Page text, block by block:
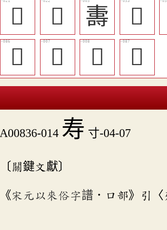
󱈺 󱈻 夀 󱉕
󱉱 𦓁 𦓃 󱉲
A00836-014 寿 寸-04-07
〔關鍵文獻〕
《宋元以來俗字譜 ．口部》引